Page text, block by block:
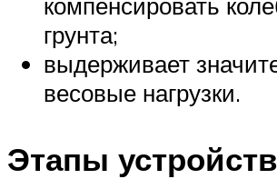
грунта;
выдерживает
весовые нагрузки.
Этапы